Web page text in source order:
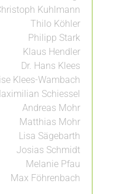
Kuhlmann
Thilo Köhler
Philipp Stark
Klaus Hendler
Dr. Hans Klees
Klees-Wambach
Schiessel
Andreas Mohr
Matthias Mohr
Lisa Sägebarth
Josias Schmidt
Melanie Pfau
Max Föhrenbach